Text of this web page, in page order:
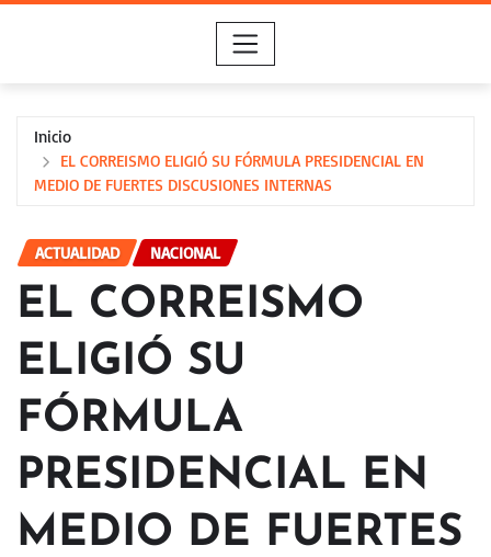
Inicio
EL CORREISMO ELIGIÓ SU FÓRMULA PRESIDENCIAL EN
MEDIO DE FUERTES DISCUSIONES INTERNAS
ACTUALIDAD NACIONAL
EL CORREISMO
ELIGIÓ SU
FÓRMULA
PRESIDENCIAL EN
MEDIO DE FUERTES